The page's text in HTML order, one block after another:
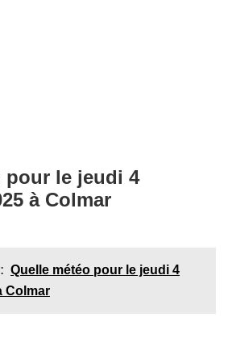
pour le jeudi 4
à Colmar
Quelle météo pour le jeudi 4
Colmar